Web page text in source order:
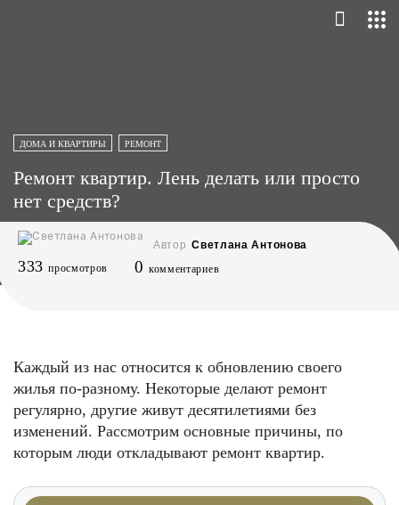
ДОМА И КВАРТИРЫ РЕМОНТ
Ремонт квартир. Лень делать или просто
нет средств?
Автор Светлана Антонова
333 просмотров 0 комментариев
Каждый из нас относится к обновлению своего
жилья по-разному. Некоторые делают ремонт
регулярно, другие живут десятилетиями без
изменений. Рассмотрим основные причины, по
которым люди откладывают ремонт квартир.